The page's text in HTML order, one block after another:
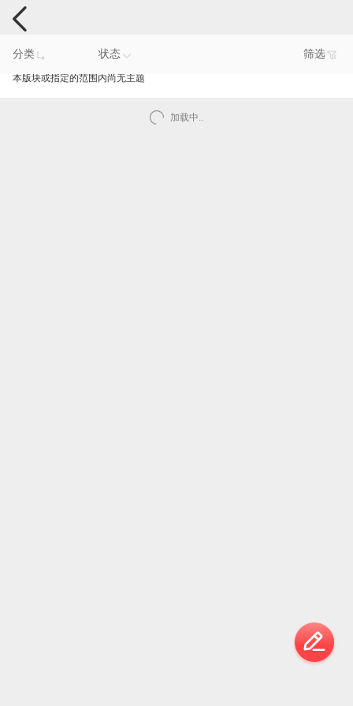
手机反馈
分类 状态 筛选
本版块或指定的范围内尚无主题
加载中..